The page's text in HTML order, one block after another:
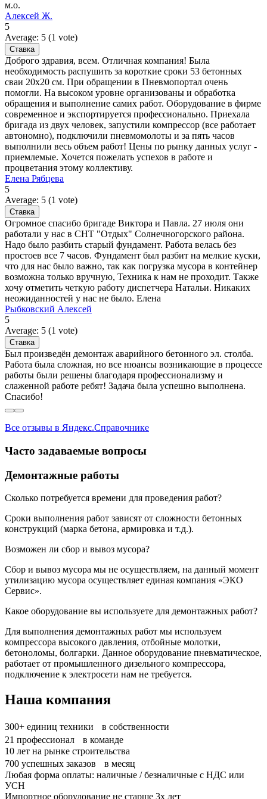
м.о.
Алексей Ж.
5
Average: 5 (1 vote)
Доброго здравия, всем. Отличная компания! Была
необходимость распушить за короткие сроки 53 бетонных
сваи 20х20 см. При обращении в Пневмопортал очень
помогли. На высоком уровне организованы и обработка
обращения и выполнение самих работ. Оборудование в фирме
современное и экспортируется профессионально. Приехала
бригада из двух человек, запустили компрессор (все работает
автономно), подключили пневмомолоты и за пять часов
выполнили весь объем работ! Цены по рынку данных услуг -
приемлемые. Хочется пожелать успехов в работе и
процветания этому коллективу.
Елена Рябцева
5
Average: 5 (1 vote)
Огромное спасибо бригаде Виктора и Павла. 27 июля они
работали у нас в СНТ "Отдых" Солнечногорского района.
Надо было разбить старый фундамент. Работа велась без
простоев все 7 часов. Фундамент был разбит на мелкие куски,
что для нас было важно, так как погрузка мусора в контейнер
возможна только вручную, Техника к нам не проходит. Также
хочу отметить четкую работу диспетчера Натальи. Никаких
неожиданностей у нас не было. Елена
Рыбковский Алексей
5
Average: 5 (1 vote)
Был произведён демонтаж аварийного бетонного эл. столба.
Работа была сложная, но все нюансы возникающие в процессе
работы были решены благодаря профессионализму и
слаженной работе ребят! Задача была успешно выполнена.
Спасибо!
Все отзывы в Яндекс.Справочнике
Часто задаваемые вопросы
Демонтажные работы
Сколько потребуется времени для проведения работ?
Сроки выполнения работ зависят от сложности бетонных
конструкций (марка бетона, армировка и т.д.).
Возможен ли сбор и вывоз мусора?
Сбор и вывоз мусора мы не осуществляем, на данный момент
утилизацию мусора осуществляет единая компания «ЭКО
Сервис».
Какое оборудование вы используете для демонтажных работ?
Для выполнения демонтажных работ мы используем
компрессора высокого давления, отбойные молотки,
бетоноломы, болгарки. Данное оборудование пневматическое,
работает от промышленного дизельного компрессора,
подключение к электросети нам не требуется.
Наша компания
300+ единиц техники в собственности
21 профессионал в команде
10 лет на рынке строительства
700 успешных заказов в месяц
Любая форма оплаты: наличные / безналичные с НДС или
УСН
Импортное оборудование не старше 3х лет